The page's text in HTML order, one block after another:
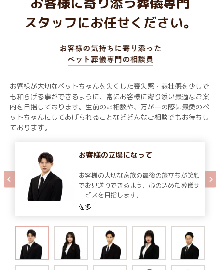
スタッフにお任せください。
お客様が大切なペットちゃんを失くした喪失感・悲壮感を少しで
も和らげる事ができるように、常にお客様に寄り添い最適なご案
内を目指しております。生前のご相談や、万が一の際に最愛のペ
ットちゃんにしてあげられることなどどんなご相談でもお待ちし
ております。
お客様の立場になって
お客様の大切な家族の最後の旅立ちが笑顔
でお見送りできるよう、心の込めた葬儀サ
ービスを目指します。
佐多